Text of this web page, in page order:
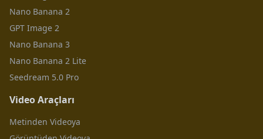
Nano Banana 2
GPT Image 2
Nano Banana 3
Nano Banana 2 Lite
Seedream 5.0 Pro
Video Araçları
Metinden Videoya